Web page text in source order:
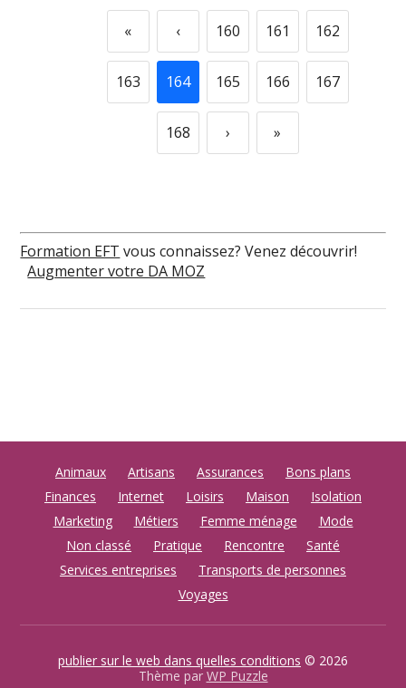
« ‹ 160 161 162
163 164 165 166 167
168 › »
Formation EFT vous connaissez? Venez découvrir!
Augmenter votre DA MOZ
Animaux Artisans Assurances
Bons plans
Finances
Internet Loisirs Maison
Isolation
Marketing
Métiers Femme ménage
Mode
Non classé
Pratique Rencontre
Santé
Services entreprises
Transports de personnes
Voyages
publier sur le web dans quelles conditions © 2026
Thème par WP Puzzle